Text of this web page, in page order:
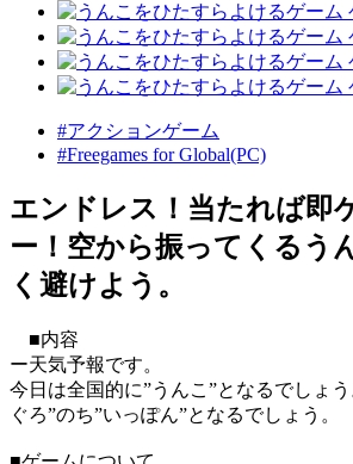
#アクションゲーム
#Freegames for Global(PC)
エンドレス！当たれば即
ー！空から振ってくるう
く避けよう。
■内容
ー天気予報です。
今日は全国的に”うんこ”となるでしょ
ぐろ”のち”いっぽん”となるでしょう。